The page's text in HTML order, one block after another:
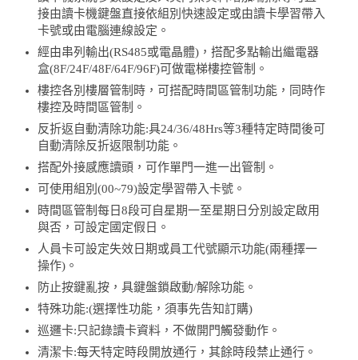
接由讀卡機鍵盤直接依組別快速設定或由讀卡學習帶入
卡號或由電腦連線設定。
經由串列輸出(RS485或電晶體)，搭配多點輸出繼電器
盒(8F/24F/48F/64F/96F)可做電梯樓控管制。
樓控各別樓層管制時，可搭配時間區管制功能，同時作
樓控及時間區管制。
反折返自動清除功能:具24/36/48Hrs等3種特定時間後可
自動清除反折返限制功能。
搭配外接感應讀頭，可作單門一進一出管制。
可使用組別(00~79)設定學習帶入卡號。
時間區管制每日8段可自星期一至星期日分別設定啟用
與否，可設定國定假日。
人員卡可設定失效日期或員工代號顯示功能(兩種擇一
操作)。
防止按鍵亂按，具鍵盤鎖啟動/解除功能。
特殊功能:(選擇性功能，須事先告知訂購)
巡邏卡:只記錄讀卡資料，不做開門觸發動作。
清潔卡:每天特定時段開放通行，其餘時段禁止通行。